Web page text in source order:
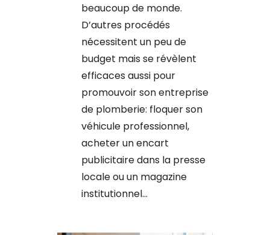
beaucoup de monde.
D’autres procédés
nécessitent un peu de
budget mais se révèlent
efficaces aussi pour
promouvoir son entreprise
de plomberie: floquer son
véhicule professionnel,
acheter un encart
publicitaire dans la presse
locale ou un magazine
institutionnel…